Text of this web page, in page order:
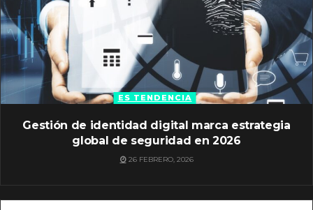
ES TENDENCIA
Gestión de identidad digital marca estrategia
global de seguridad en 2026
26 FEBRERO, 2026